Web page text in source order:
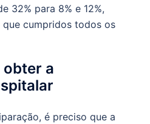
32% para 8% e 12%,
cumpridos todos os
obter a
é preciso que a